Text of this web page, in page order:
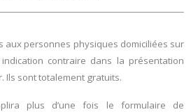
aux personnes physiques domiciliées sur
contraire dans la présentation
Ils sont totalement gratuits.
plus d’une fois le formulaire de